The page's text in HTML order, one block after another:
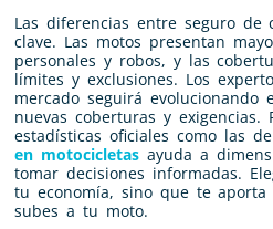
Las diferencias entre seguro de
clave. Las motos presentan
personales y robos, y las
límites y exclusiones. Los
mercado seguirá evolucionando
nuevas coberturas y exigencias.
estadísticas oficiales como las
en motocicletasayuda a
tomar decisiones informadas.
tu economía, sino que te
subes a tu moto.